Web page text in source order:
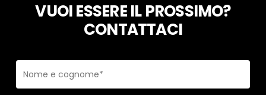
VUOI ESSERE IL PROSSIMO?
CONTATTACI